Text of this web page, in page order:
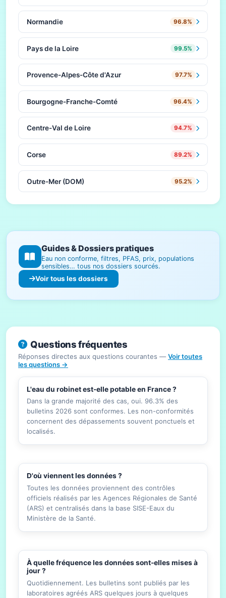
Normandie 96.8%
Pays de la Loire 99.5%
Provence-Alpes-Côte d'Azur 97.7%
Bourgogne-Franche-Comté 96.4%
Centre-Val de Loire 94.7%
Corse 89.2%
Outre-Mer (DOM) 95.2%
Guides & Dossiers pratiques
Eau non conforme, filtres, PFAS, prix, populations
sensibles… tous nos dossiers sourcés.
Voir tous les dossiers
Questions fréquentes
Réponses directes aux questions courantes — Voir toutes
les questions →
L'eau du robinet est-elle potable en France ?
Dans la grande majorité des cas, oui. 96.3% des
bulletins 2026 sont conformes. Les non-conformités
concernent des dépassements souvent ponctuels et
localisés.
D'où viennent les données ?
Toutes les données proviennent des contrôles
officiels réalisés par les Agences Régionales de Santé
(ARS) et centralisés dans la base SISE-Eaux du
Ministère de la Santé.
À quelle fréquence les données sont-elles mises à
jour ?
Quotidiennement. Les bulletins sont publiés par les
laboratoires agréés ARS quelques jours à quelques